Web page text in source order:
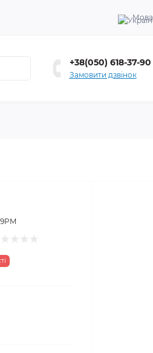
Мова
+38(050) 618-37-90
Замовити дзвінок